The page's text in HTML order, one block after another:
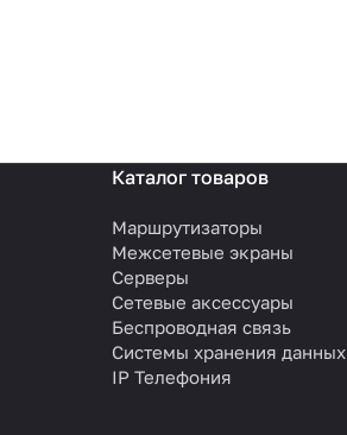
Каталог товаров
Маршрутизаторы
Межсетевые экраны
Серверы
Сетевые аксессуары
Беспроводная связь
Системы хранения данных
IP Телефония